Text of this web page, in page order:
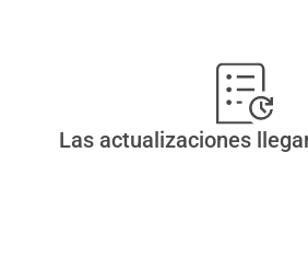
Las actualizaciones